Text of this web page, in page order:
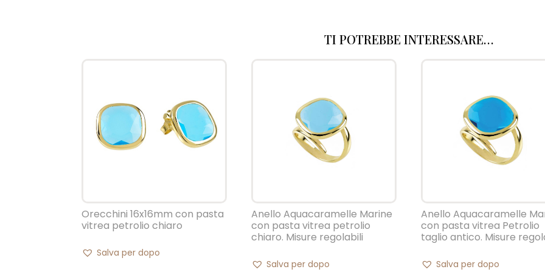
TI POTREBBE INTERESSARE…
Orecchini 16x16mm con pasta
vitrea petrolio chiaro
Salva per dopo
Anello Aquacaramelle Marine
con pasta vitrea petrolio
chiaro. Misure regolabili
Salva per dopo
Anello Aquacaramelle
con pasta vitrea Petrolio
taglio antico. Misure
Salva per dopo